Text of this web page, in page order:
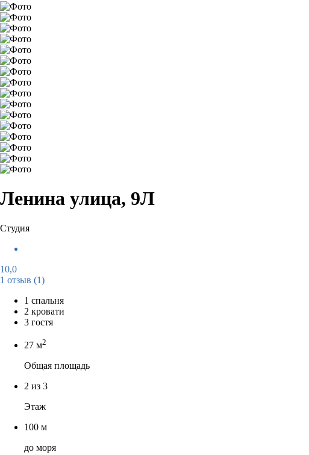
Ленина улица, 9Л
Студия
10,0
1 отзыв (1)
1 спальня
2 кровати
3 гостя
27 м2
Общая площадь
2 из 3
Этаж
100 м
до моря